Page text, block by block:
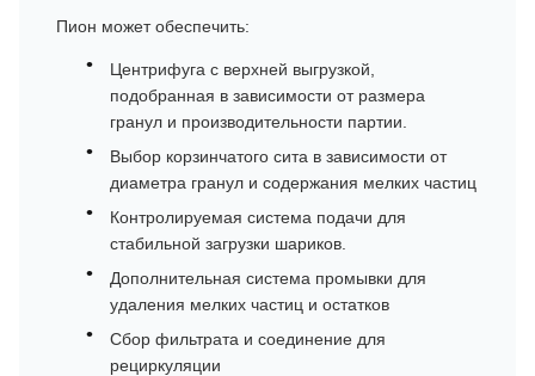
Пион может обеспечить:
Центрифуга с верхней выгрузкой,
подобранная в зависимости от размера
гранул и производительности партии.
Выбор корзинчатого сита в зависимости от
диаметра гранул и содержания мелких частиц
Контролируемая система подачи для
стабильной загрузки шариков.
Дополнительная система промывки для
удаления мелких частиц и остатков
Сбор фильтрата и соединение для
рециркуляции